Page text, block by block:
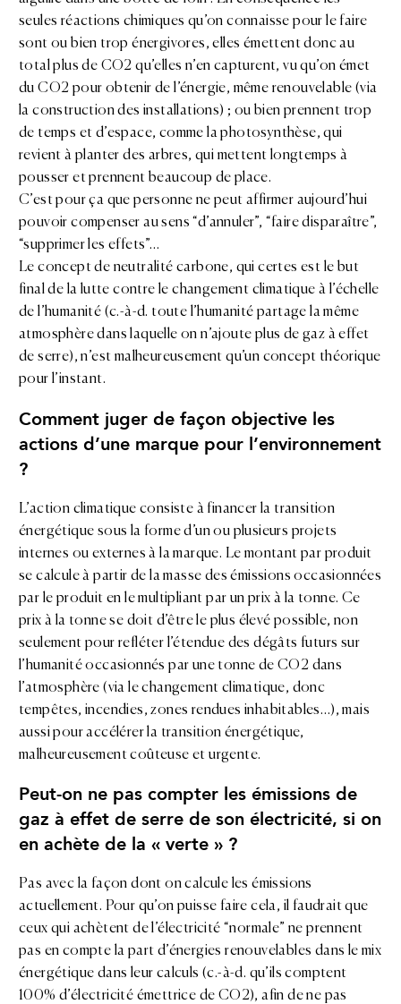
seules réactions chimiques qu’on connaisse pour le faire
sont ou bien trop énergivores, elles émettent donc au
total plus de CO2 qu’elles n’en capturent, vu qu’on émet
du CO2 pour obtenir de l’énergie, même renouvelable (via
la construction des installations) ; ou bien prennent trop
de temps et d’espace, comme la photosynthèse, qui
revient à planter des arbres, qui mettent longtemps à
pousser et prennent beaucoup de place.
C’est pour ça que personne ne peut affirmer aujourd’hui
pouvoir compenser au sens “d’annuler”, “faire disparaître”,
“supprimer les effets”…
Le concept de neutralité carbone, qui certes est le but
final de la lutte contre le changement climatique à l’échelle
de l’humanité (c.-à-d. toute l’humanité partage la même
atmosphère dans laquelle on n’ajoute plus de gaz à effet
de serre), n’est malheureusement qu’un concept théorique
pour l’instant.
Comment juger de façon objective les
actions d’une marque pour l’environnement
?
L’action climatique consiste à financer la transition
énergétique sous la forme d’un ou plusieurs projets
internes ou externes à la marque. Le montant par produit
se calcule à partir de la masse des émissions occasionnées
par le produit en le multipliant par un prix à la tonne. Ce
prix à la tonne se doit d’être le plus élevé possible, non
seulement pour refléter l’étendue des dégâts futurs sur
l’humanité occasionnés par une tonne de CO2 dans
l’atmosphère (via le changement climatique, donc
tempêtes, incendies, zones rendues inhabitables…), mais
aussi pour accélérer la transition énergétique,
malheureusement coûteuse et urgente.
Peut-on ne pas compter les émissions de
gaz à effet de serre de son électricité, si on
en achète de la « verte » ?
Pas avec la façon dont on calcule les émissions
actuellement. Pour qu’on puisse faire cela, il faudrait que
ceux qui achètent de l’électricité “normale” ne prennent
pas en compte la part d’énergies renouvelables dans le mix
énergétique dans leur calculs (c.-à-d. qu’ils comptent
100% d’électricité émettrice de CO2), afin de ne pas